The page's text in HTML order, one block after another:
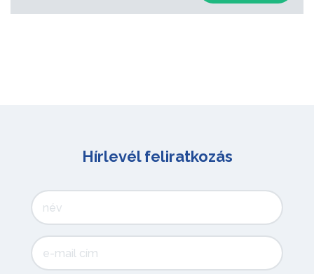
Hírlevél feliratkozás